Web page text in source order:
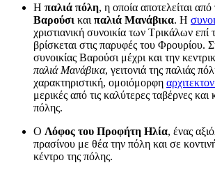
Η παλιά πόλη, η οποία αποτελείται από
Βαρούσι και παλιά Μανάβικα. Η
χριστιανική συνοικία των Τρικάλων επί
βρίσκεται στις παρυφές του Φρουρίου.
συνοικίας Βαρούσι μέχρι και την
παλιά Μανάβικα, γειτονιά της παλιάς
χαρακτηριστική, ομοιόμορφη
μερικές από τις καλύτερες ταβέρνες
πόλης.
Ο Λόφος του Προφήτη Ηλία, ένας
πρασίνου με θέα την πόλη και σε
κέντρο της πόλης.